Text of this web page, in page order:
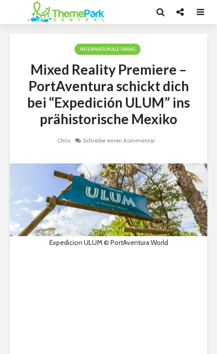
INTERNATIONALE PARKS
Mixed Reality Premiere –
PortAventura schickt dich
bei “Expedición ULUM” ins
prähistorische Mexiko
Chris Schreibe einen Kommentar
Expedicion ULUM © PortAventura World